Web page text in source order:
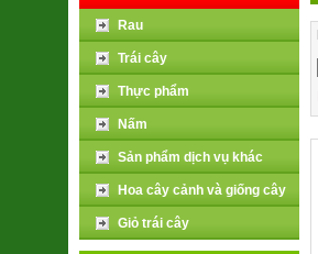
Rau
Trái cây
Thực phẩm
Nấm
Sản phẩm dịch vụ khác
Hoa cây cảnh và giống cây
Giỏ trái cây